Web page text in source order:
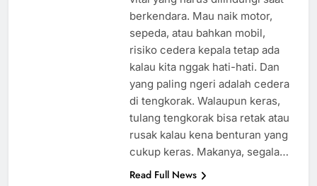
berkendara. Mau naik motor,
sepeda, atau bahkan mobil,
risiko cedera kepala tetap ada
kalau kita nggak hati-hati. Dan
yang paling ngeri adalah cedera
di tengkorak. Walaupun keras,
tulang tengkorak bisa retak atau
rusak kalau kena benturan yang
cukup keras. Makanya, segala…
Read Full News